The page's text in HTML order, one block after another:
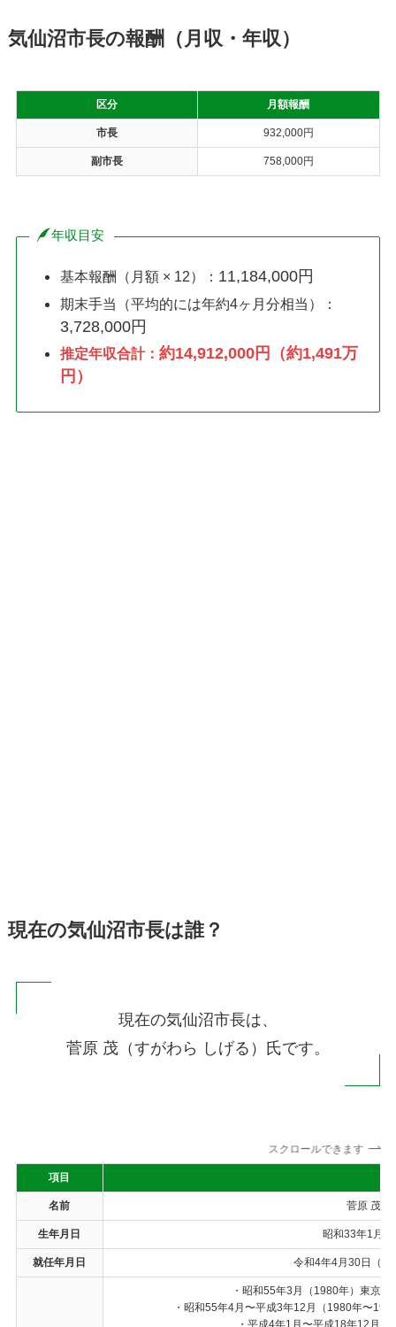
気仙沼市長の報酬（月収・年収）
区分 月額報酬
市長 932,000円
副市長 758,000円
年収目安
基本報酬（月額 × 12）： 11,184,000円
期末手当（平均的には年約4ヶ月分相当）：
3,728,000円
推定年収合計：約14,912,000円（約1,491万
円）
現在の気仙沼市長は誰？
現在の気仙沼市長は、
菅原 茂（すがわら しげる）氏です。
スクロールできます
項目
名前 菅原 茂（
生年月日 昭和33年1月
就任年月日 令和4年4月30日（
・昭和55年3月（1980年）東京
・昭和55年4月〜平成3年12月（1980年〜